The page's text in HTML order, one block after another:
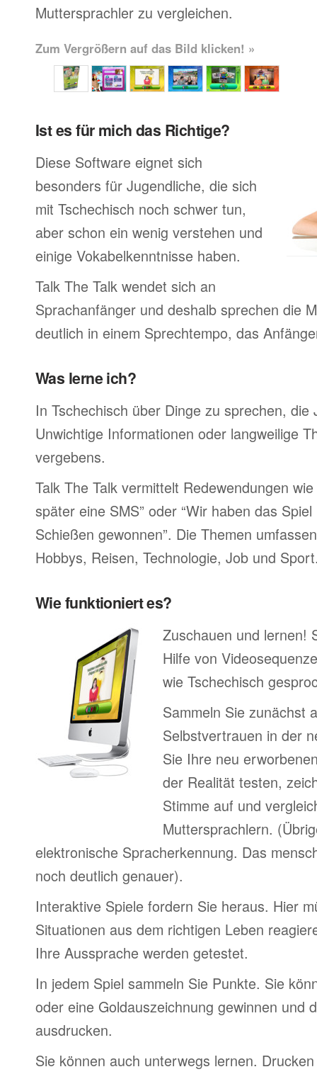
Muttersprachler zu vergleichen.
Zum Vergrößern auf das Bild klicken! »
Ist es für mich das Richtige?
Diese Software eignet sich
besonders für Jugendliche, die sich
mit Tschechisch noch schwer tun,
aber schon ein wenig verstehen und
einige Vokabelkenntnisse haben.
Talk The Talk wendet sich an
Sprachanfänger und deshalb sprechen die
deutlich in einem Sprechtempo, das
Was lerne ich?
In Tschechisch über Dinge zu sprechen, die
Unwichtige Informationen oder langweilige
vergebens.
Talk The Talk vermittelt Redewendungen
später eine SMS” oder “Wir haben das
Schießen gewonnen”. Die Themen
Hobbys, Reisen, Technologie, Job und
Wie funktioniert es?
Zuschauen und lernen!
Hilfe von
wie Tschechisch
Sammeln Sie zunächst
Selbstvertrauen in der
Sie Ihre neu
der Realität testen,
Stimme auf und
Muttersprachlern.
elektronische Spracherkennung. Das
noch deutlich genauer).
Interaktive Spiele fordern Sie heraus. Hier
Situationen aus dem richtigen Leben
Ihre Aussprache werden getestet.
In jedem Spiel sammeln Sie Punkte. Sie
oder eine Goldauszeichnung gewinnen und
ausdrucken.
Sie können auch unterwegs lernen.